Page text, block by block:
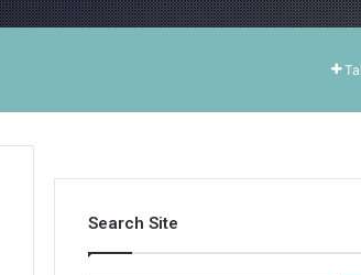
Search Site